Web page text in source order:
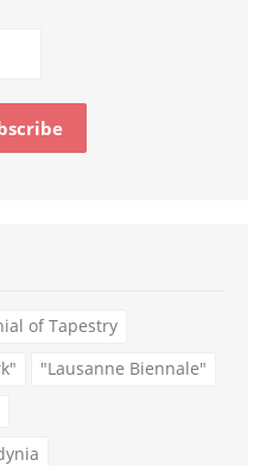
of Tapestry
"Lausanne Biennale"